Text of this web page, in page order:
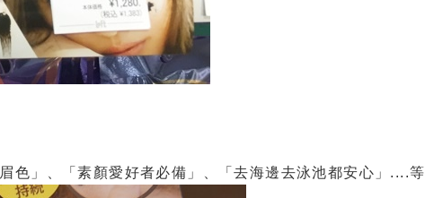
色」、「素顏愛好者必備」、「去海邊去泳池都安心」....等